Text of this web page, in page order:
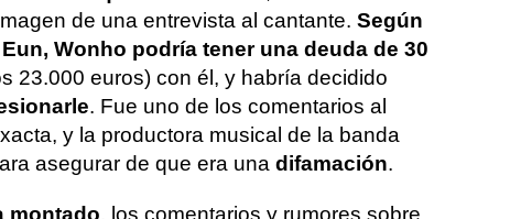
de una entrevista al cantante. Según
Wonho podría tener una deuda de 30
23.000 euros) con él, y habría decidido
. Fue uno de los comentarios al
y la productora musical de la banda
asegurar de que era una difamación.
montado, los comentarios y rumores sobre